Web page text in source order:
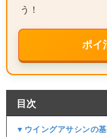
う！
ポイ
目次
▼ウイングアサシンの